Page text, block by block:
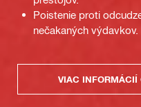
Poistenie proti
nečakaných výdavkov.
VIAC INFORMÁCIÍ